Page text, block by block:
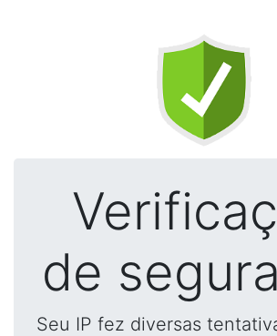
de
Seu IP fez diversas